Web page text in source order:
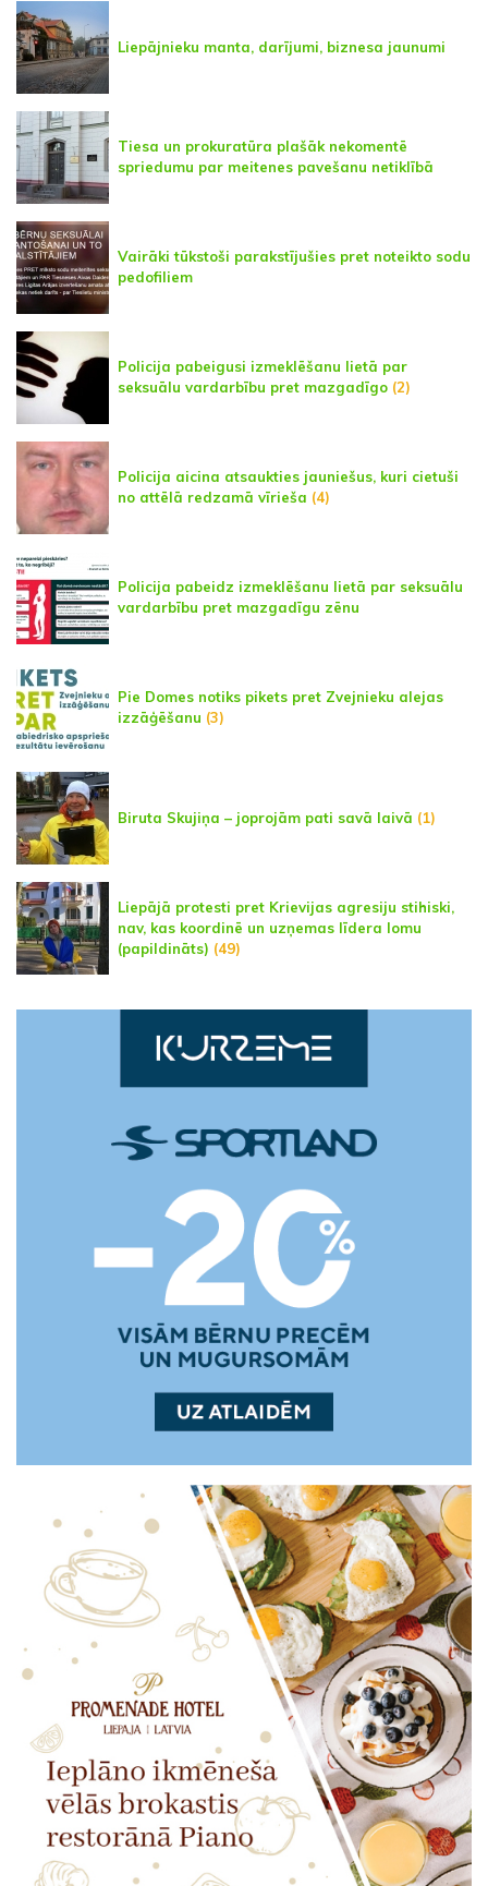
Liepājnieku manta, darījumi, biznesa jaunumi
Tiesa un prokuratūra plašāk nekomentē
spriedumu par meitenes pavešanu netiklībā
Vairāki tūkstoši parakstījušies pret noteikto sodu
pedofiliem
Policija pabeigusi izmeklēšanu lietā par
seksuālu vardarbību pret mazgadīgo (2)
Policija aicina atsaukties jauniešus, kuri cietuši
no attēlā redzamā vīrieša (4)
Policija pabeidz izmeklēšanu lietā par seksuālu
vardarbību pret mazgadīgu zēnu
Pie Domes notiks pikets pret Zvejnieku alejas
izzāģēšanu (3)
Biruta Skujiņa – joprojām pati savā laivā (1)
Liepājā protesti pret Krievijas agresiju stihiski,
nav, kas koordinē un uzņemas līdera lomu
(papildināts) (49)